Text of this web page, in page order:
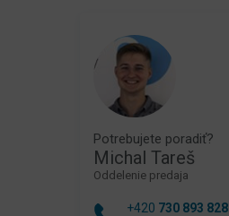
Potrebujete poradiť?
Michal Tareš
Oddelenie predaja
+420 730 893 828